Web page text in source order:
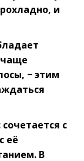
и
− этим
с
её
В